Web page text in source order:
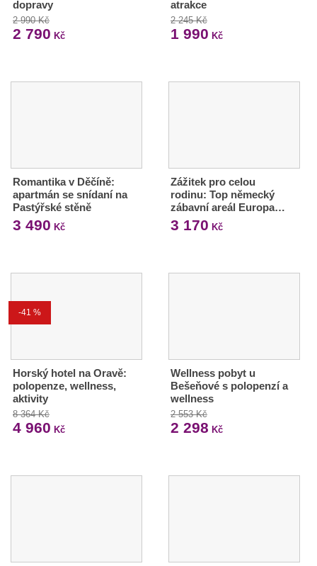
dopravy
2 990 Kč
2 790 Kč
atrakce
2 245 Kč
1 990 Kč
Romantika v Děčíně:
apartmán se snídaní na
Pastýřské stěně
3 490 Kč
Zážitek pro celou
rodinu: Top německý
zábavní areál Europa…
3 170 Kč
-41 %
Horský hotel na Oravě:
polopenze, wellness,
aktivity
8 364 Kč
4 960 Kč
Wellness pobyt u
Bešeňové s polopenzí a
wellness
2 553 Kč
2 298 Kč